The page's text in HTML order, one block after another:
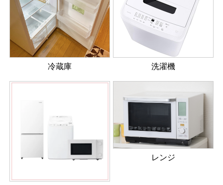
冷蔵庫 洗濯機
レンジ